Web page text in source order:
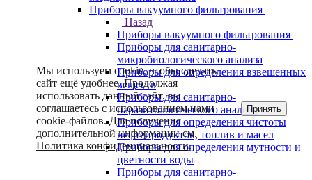
Приборы вакуумного фильтрования
Назад
Приборы вакуумного фильтрования
Приборы для санитарно-
микробиологического анализа
Приборы для определения взвешенных
веществ
Приборы для санитарно-
паразитологического анализа
Приборы для определения чистоты
нефтепродуктов, топлив и масел
Приборы для определения мутности и
цветности воды
Приборы для санитарно-
Мы используем cookie, чтобы сделать
сайт ещё удобнее. Продолжая
использовать данный сайт, вы
соглашаетесь с использованием нами
cookie-файлов. Для получения
дополнительной информации см.
Политика конфиденциальности.
Принять